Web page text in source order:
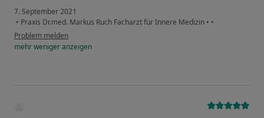
7. September 2021
• Praxis Dr.med. Markus Ruch Facharzt für Innere Medizin • •
Problem melden
mehrwenigeranzeigen